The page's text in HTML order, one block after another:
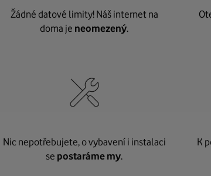
Žádné datové limity! Náš internet na
doma je neomezený.
Nic nepotřebujete, o vybavení i instalaci
se postaráme my.
K